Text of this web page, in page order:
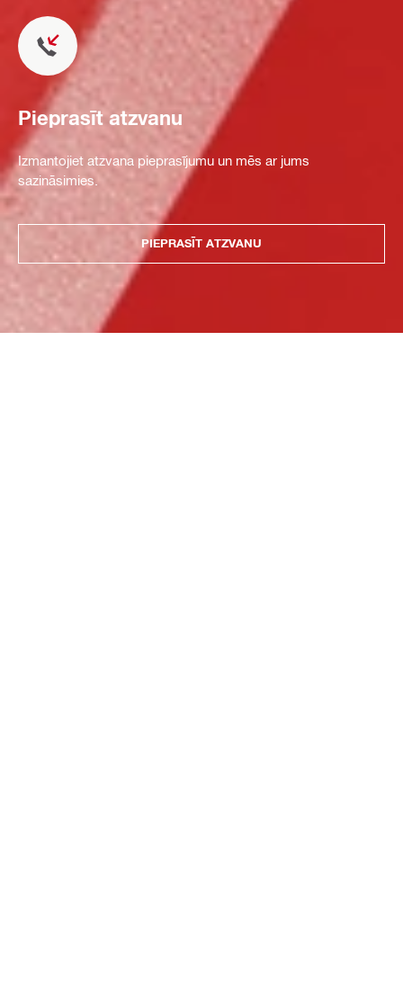
Pieprasīt atzvanu
Izmantojiet atzvana pieprasījumu un mēs ar jums
sazināsimies.
PIEPRASĪT ATZVANU